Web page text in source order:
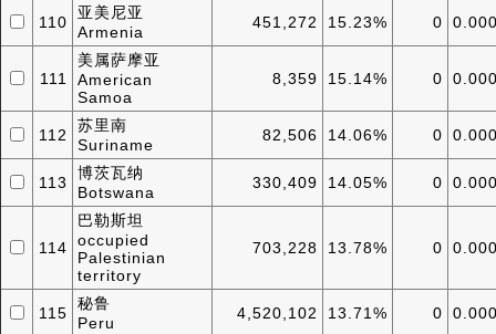
110
亚美尼亚
Armenia
451,272 15.23% 0
111
美属萨摩亚
American
Samoa
8,359 15.14% 0
112
苏里南
Suriname
82,506 14.06% 0
113
博茨瓦纳
Botswana
330,409 14.05% 0
114
巴勒斯坦
occupied
Palestinian
territory
703,228 13.78% 0
115
秘鲁
Peru
4,520,102 13.71% 0